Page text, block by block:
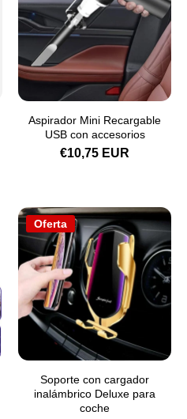
Aspirador Mini Recargable
USB con accesorios
€10,75 EUR
Oferta
Soporte con cargador
inalámbrico Deluxe para
coche